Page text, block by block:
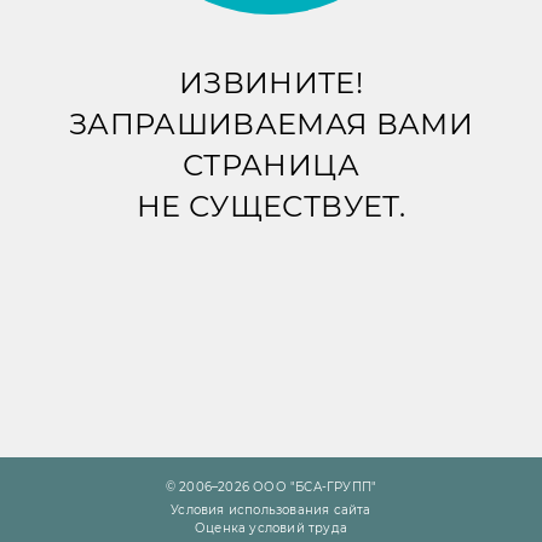
ИЗВИНИТЕ!
ЗАПРАШИВАЕМАЯ ВАМИ
СТРАНИЦА
НЕ СУЩЕСТВУЕТ.
© 2006–2026 ООО "БСА-ГРУПП"
Условия использования сайта
Оценка условий труда